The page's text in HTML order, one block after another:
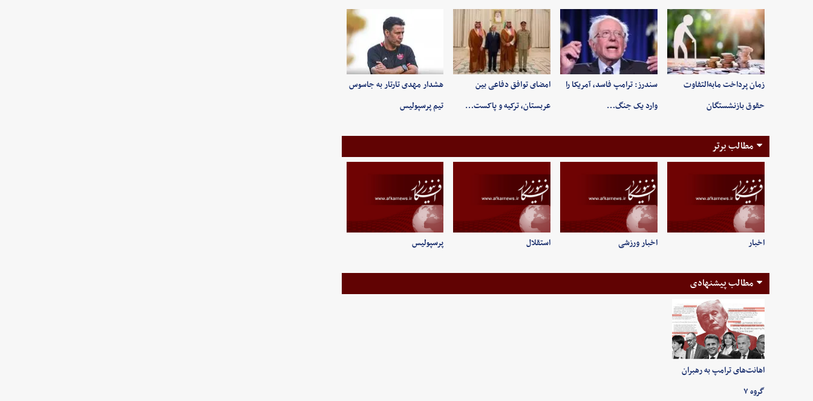
زمان پرداخت مابه‌التفاوت
حقوق بازنشستگان
سندرز: ترامپ فاسد، آمریکا را
وارد یک جنگ…
امضای توافق دفاعی بین
عربستان، ترکیه و پاکست…
هشدار مهدی تارتار به جاسوس
تیم پرسپولیس
مطالب برتر
اخبار اخبار ورزشی استقلال پرسپولیس
مطالب پیشنهادی
اهانت‌های ترامپ به رهبران
گروه ۷